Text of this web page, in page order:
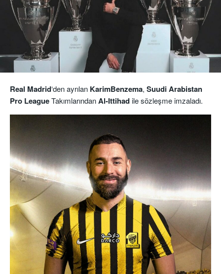
Real Madrid‘den ayrılan KarimBenzema, Suudi Arabistan
Pro LeagueTakımlarındanAl-Ittihadile sözleşme imzaladı.